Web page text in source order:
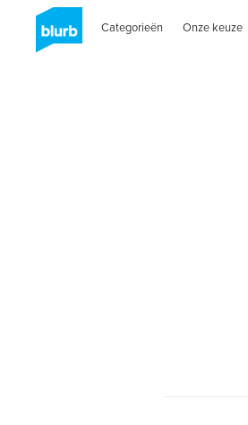
Categorieën Onze keuze